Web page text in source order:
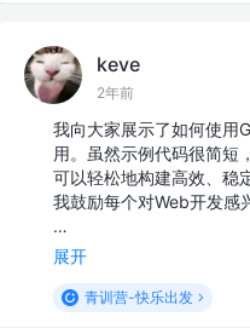
keve
2年前
我向大家展示了如何使用
用。虽然示例代码很简短
可以轻松地构建高效、稳
我鼓励每个对Web开发感
…
展开
青训营-快乐出发